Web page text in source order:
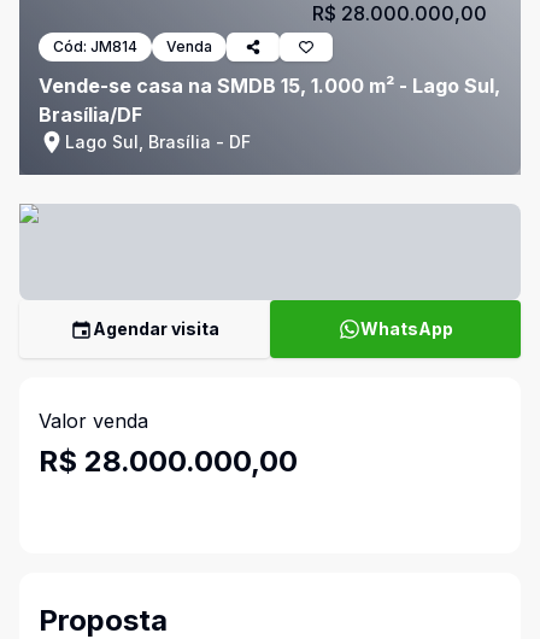
Cód: JM814 Venda
Vende-se casa na SMDB 15, 1.000 m² - Lago Sul,
Brasília/DF
Lago Sul, Brasília - DF
R$ 28.000.000,00
Agendar visita WhatsApp
Valor venda
R$ 28.000.000,00
Proposta